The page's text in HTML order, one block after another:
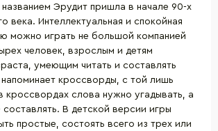
названием Эрудит пришла в начале 90-х
века. Интеллектуальная и спокойная
можно играть не большой компанией
человек, взрослым и детям
умеющим читать и составлять
кроссворды, с той лишь
кроссвордах слова нужно угадывать, а
В детской версии игры
простые, состоять всего из трех или